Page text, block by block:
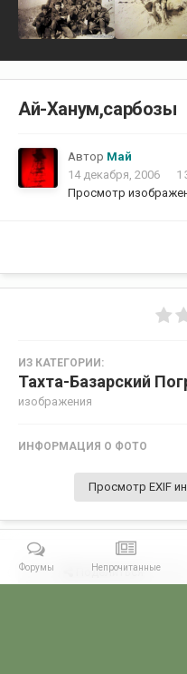
Ай-Ханум,сарбозы
Автор Май
14 декабря, 2006
1
Просмотр
ИЗ КАТЕГОРИИ:
Тахта-Базарский
изображения
ИНФОРМАЦИЯ О ФОТО
Просмотр EXIF
Поделиться
Форумы Непрочитанные